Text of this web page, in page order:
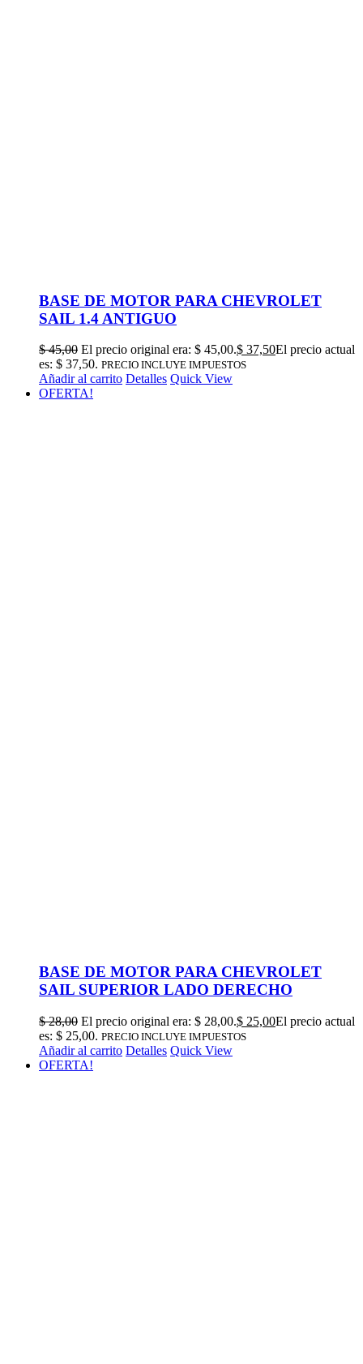
BASE DE MOTOR PARA CHEVROLET
SAIL 1.4 ANTIGUO
$45,00 El precio original era: $ 45,00.$ 37,50El precio actual
es: $ 37,50. PRECIO INCLUYE IMPUESTOS
Añadir al carrito Detalles Quick View
OFERTA!
BASE DE MOTOR PARA CHEVROLET
SAIL SUPERIOR LADO DERECHO
$28,00 El precio original era: $ 28,00.$ 25,00El precio actual
es: $ 25,00. PRECIO INCLUYE IMPUESTOS
Añadir al carrito Detalles Quick View
OFERTA!